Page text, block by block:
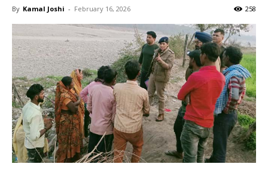
By Kamal Joshi - February 16, 2026 258